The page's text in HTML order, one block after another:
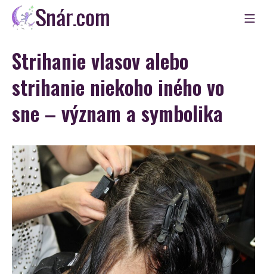
Skip
Snár
Strihanie vlasov alebo
strihanie niekoho iného vo
sne – význam a symbolika